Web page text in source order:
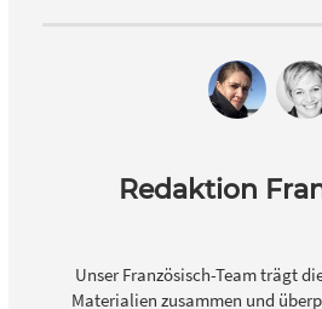
Redaktion
Unser Französisch-Team trägt
Materialien zusammen und